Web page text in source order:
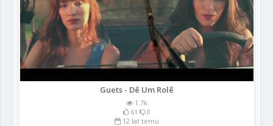
Guets - Dê Um Rolê
1.7k
61
0
12 lat temu